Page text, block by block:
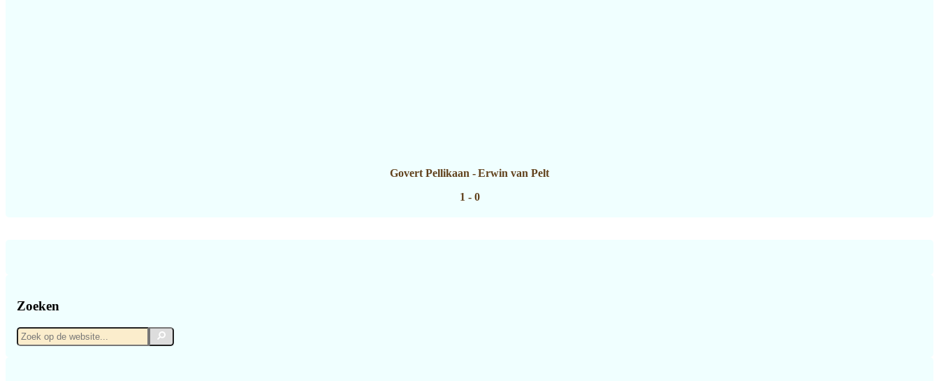
Govert Pellikaan - Erwin van Pelt
1 - 0
Zoeken
Zoek
op
Zoek